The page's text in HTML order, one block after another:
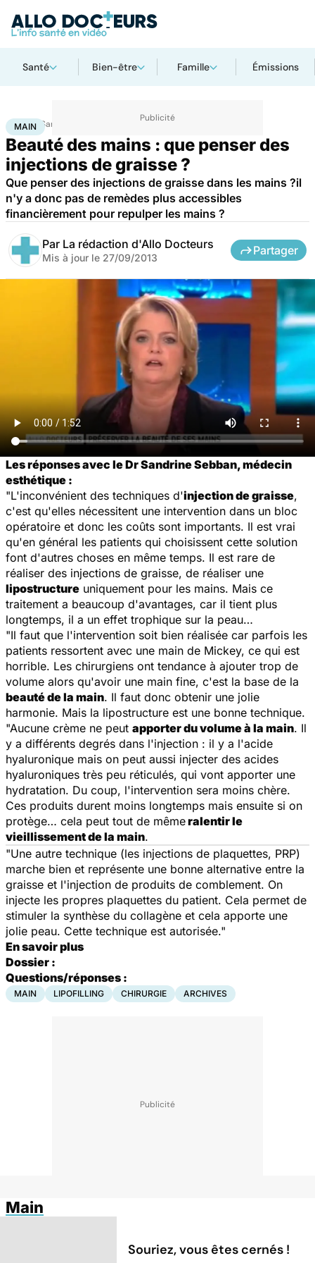
Santé Bien-être Famille Émissions
Accueil Santé
MAIN
Beauté des mains : que penser des
injections de graisse ?
Que penser des injections de graisse dans les mains ?il
n'y a donc pas de remèdes plus accessibles
financièrement pour repulper les mains ?
Par La rédaction d'Allo Docteurs
Mis à jour le 27/09/2013
Partager
Les réponses avec le Dr Sandrine Sebban, médecin
esthétique :
"L'inconvénient des techniques d'injection de graisse,
c'est qu'elles nécessitent une intervention dans un bloc
opératoire et donc les coûts sont importants. Il est vrai
qu'en général les patients qui choisissent cette solution
font d'autres choses en même temps. Il est rare de
réaliser des injections de graisse, de réaliser une
lipostructure uniquement pour les mains. Mais ce
traitement a beaucoup d'avantages, car il tient plus
longtemps, il a un effet trophique sur la peau…
"Il faut que l'intervention soit bien réalisée car parfois les
patients ressortent avec une main de Mickey, ce qui est
horrible. Les chirurgiens ont tendance à ajouter trop de
volume alors qu'avoir une main fine, c'est la base de la
beauté de la main. Il faut donc obtenir une jolie
harmonie. Mais la lipostructure est une bonne technique.
"Aucune crème ne peut apporter du volume à la main. Il
y a différents degrés dans l'injection : il y a l'acide
hyaluronique mais on peut aussi injecter des acides
hyaluroniques très peu réticulés, qui vont apporter une
hydratation. Du coup, l'intervention sera moins chère.
Ces produits durent moins longtemps mais ensuite si on
protège… cela peut tout de mêmeralentir le
vieillissement de la main.
"Une autre technique (les injections de plaquettes, PRP)
marche bien et représente une bonne alternative entre la
graisse et l'injection de produits de comblement. On
injecte les propres plaquettes du patient. Cela permet de
stimuler la synthèse du collagène et cela apporte une
jolie peau. Cette technique est autorisée."
En savoir plus
Dossier :
Questions/réponses :
MAIN LIPOFILLING CHIRURGIE ARCHIVES
Main
Souriez, vous êtes cernés !